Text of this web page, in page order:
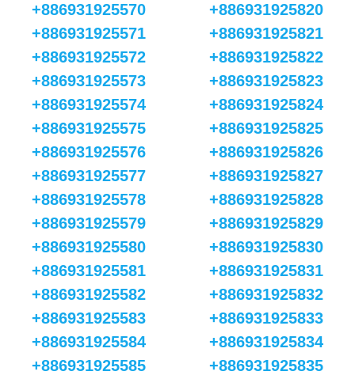
+886931925570
+886931925571
+886931925572
+886931925573
+886931925574
+886931925575
+886931925576
+886931925577
+886931925578
+886931925579
+886931925580
+886931925581
+886931925582
+886931925583
+886931925584
+886931925585
+886931925820
+886931925821
+886931925822
+886931925823
+886931925824
+886931925825
+886931925826
+886931925827
+886931925828
+886931925829
+886931925830
+886931925831
+886931925832
+886931925833
+886931925834
+886931925835